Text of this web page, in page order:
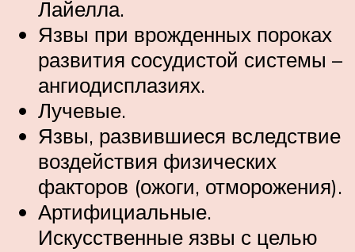
Лайелла.
Язвы при врожденных пороках
развития сосудистой системы –
ангиодисплазиях.
Лучевые.
Язвы, развившиеся вследствие
воздействия физических
факторов (ожоги, отморожения).
Артифициальные.
Искусственные язвы с целью